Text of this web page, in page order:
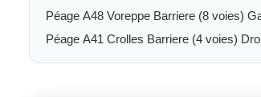
Péage A48 Voreppe Barriere (8 voies)
Péage A41 Crolles Barriere (4 voies)